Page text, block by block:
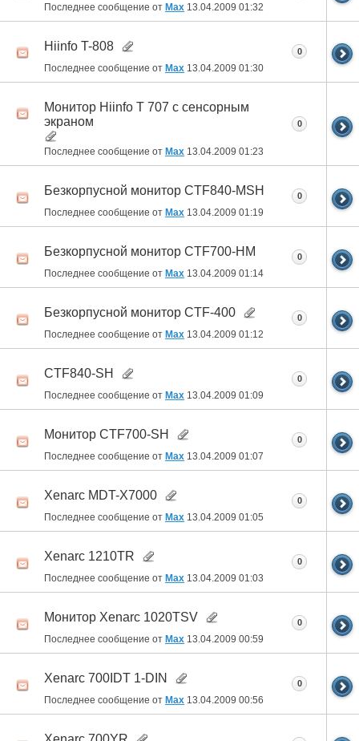
Последнее сообщение от Max 13.04.2009 01:32
Hiinfo T-808
Последнее сообщение от Max 13.04.2009 01:30
0
Монитор Hiinfo T 707 с сенсорным
экраном
Последнее сообщение от Max 13.04.2009 01:23
0
Безкорпусной монитор CTF840-MSH
Последнее сообщение от Max 13.04.2009 01:19
0
Безкорпусной монитор CTF700-HM
Последнее сообщение от Max 13.04.2009 01:14
0
Безкорпусной монитор CTF-400
Последнее сообщение от Max 13.04.2009 01:12
0
CTF840-SH
Последнее сообщение от Max 13.04.2009 01:09
0
Монитор CTF700-SH
Последнее сообщение от Max 13.04.2009 01:07
0
Xenarc MDT-X7000
Последнее сообщение от Max 13.04.2009 01:05
0
Xenarc 1210TR
Последнее сообщение от Max 13.04.2009 01:03
0
Монитор Xenarc 1020TSV
Последнее сообщение от Max 13.04.2009 00:59
0
Xenarc 700IDT 1-DIN
Последнее сообщение от Max 13.04.2009 00:56
0